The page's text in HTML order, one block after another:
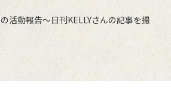
活動報告〜日刊KELLYさんの記事を撮